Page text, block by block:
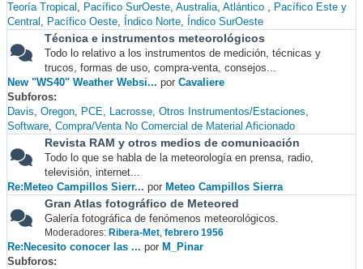
Teoría Tropical
Pacífico SurOeste Australia Atlántico
Pacífico Este y
Central
Pacífico Oeste Índico Norte Índico SurOeste
Técnica e instrumentos meteorológicos
Todo lo relativo a los instrumentos de medición, técnicas y
trucos, formas de uso, compra-venta, consejos...
New "WS40" Weather Websi... por Cavaliere
Subforos
Davis Oregon PCE Lacrosse Otros Instrumentos/Estaciones
Software Compra/Venta No Comercial de Material Aficionado
Revista RAM y otros medios de comunicación
Todo lo que se habla de la meteorología en prensa, radio,
televisión, internet...
Re:Meteo Campillos Sierr... por Meteo Campillos Sierra
Gran Atlas fotográfico de Meteored
Galería fotográfica de fenómenos meteorológicos.
Moderadores: Ribera-Met, febrero 1956
Re:Necesito conocer las ... por M_Pinar
Subforos